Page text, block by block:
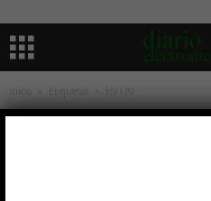
Inicio Etiquetas HV120